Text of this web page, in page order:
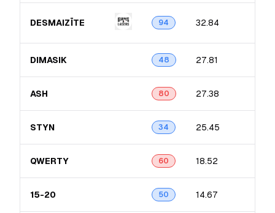
DESMAIZĪTE 94 32.84
DIMASIK 48 27.81
ASH 80 27.38
STYN 34 25.45
QWERTY 60 18.52
15-20 50 14.67